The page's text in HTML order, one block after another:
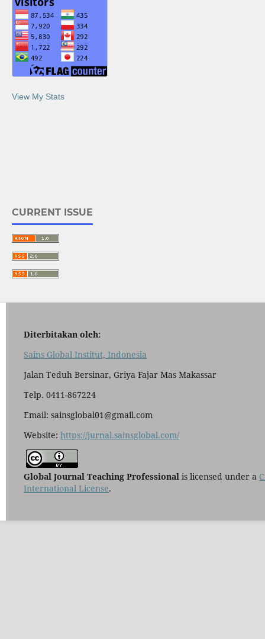
View My Stats
CURRENT ISSUE
Diterbitakan oleh:
Sains Global Institut, Indonesia
Jalan Teduh Bersinar, Griya Fajar Mas Makassar
Telp. 0411-867224
Email: sainsglobal01@gmail.com
Website: https://jurnal.sainsglobal.com/
Global Journal Teaching Professionalis licensed under a
International License.